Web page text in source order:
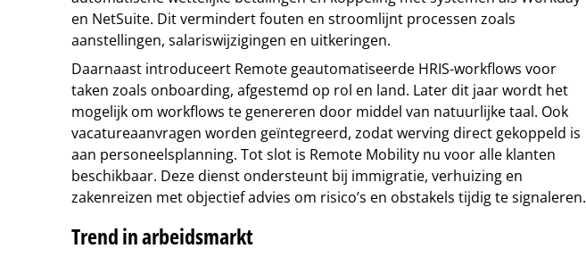
en NetSuite. Dit vermindert fouten en stroomlijnt processen zoals
aanstellingen, salariswijzigingen en uitkeringen.
Daarnaast introduceert Remote geautomatiseerde HRIS-workflows voor
taken zoals onboarding, afgestemd op rol en land. Later dit jaar wordt het
mogelijk om workflows te genereren door middel van natuurlijke taal. Ook
vacatureaanvragen worden geïntegreerd, zodat werving direct gekoppeld is
aan personeelsplanning. Tot slot is Remote Mobility nu voor alle klanten
beschikbaar. Deze dienst ondersteunt bij immigratie, verhuizing en
zakenreizen met objectief advies om risico’s en obstakels tijdig te signaleren.
Trend in arbeidsmarkt